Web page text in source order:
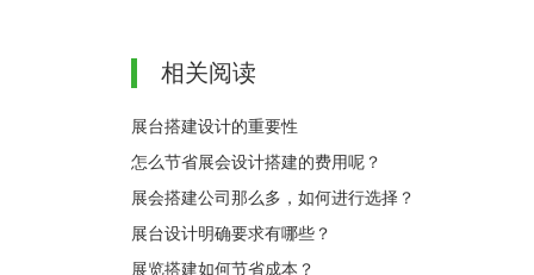
相关阅读
展台搭建设计的重要性
怎么节省展会设计搭建的费用呢？
展会搭建公司那么多，如何进行选择？
展台设计明确要求有哪些？
展览搭建如何节省成本？